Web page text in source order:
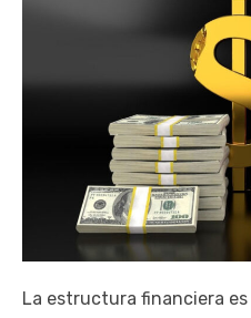
La estructura financiera